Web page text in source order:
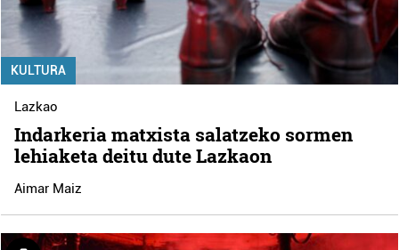
KULTURA
Lazkao
Indarkeria matxista salatzeko sormen
lehiaketa deitu dute Lazkaon
Aimar Maiz